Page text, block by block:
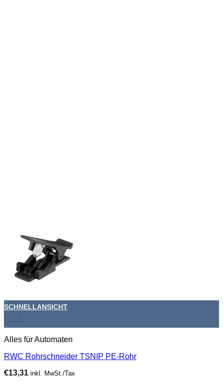
+
SCHNELLANSICHT
Alles für Automaten
RWC Rohrschneider TSNIP PE-Rohr
€13,31 inkl. MwSt./Tax